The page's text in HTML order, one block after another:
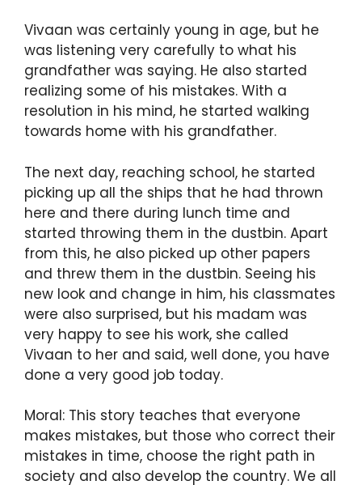
Vivaan was certainly young in age, but he
was listening very carefully to what his
grandfather was saying. He also started
realizing some of his mistakes. With a
resolution in his mind, he started walking
towards home with his grandfather.
The next day, reaching school, he started
picking up all the ships that he had thrown
here and there during lunch time and
started throwing them in the dustbin. Apart
from this, he also picked up other papers
and threw them in the dustbin. Seeing his
new look and change in him, his classmates
were also surprised, but his madam was
very happy to see his work, she called
Vivaan to her and said, well done, you have
done a very good job today.
Moral: This story teaches that everyone
makes mistakes, but those who correct their
mistakes in time, choose the right path in
society and also develop the country. We all